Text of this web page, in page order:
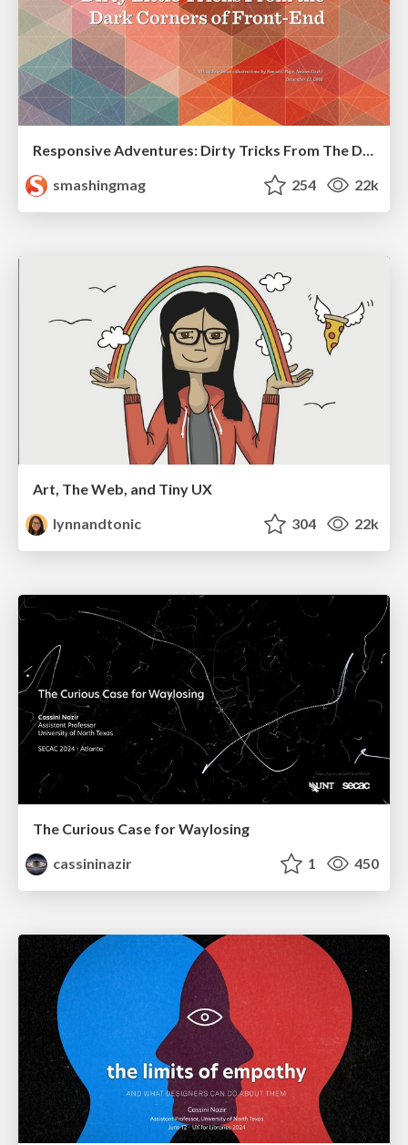
Responsive Adventures: Dirty Tricks From The Dark Corners of Front-End
smashingmag
254 22k
Art, The Web, and Tiny UX
lynnandtonic
304 22k
The Curious Case for Waylosing
cassininazir
1 450